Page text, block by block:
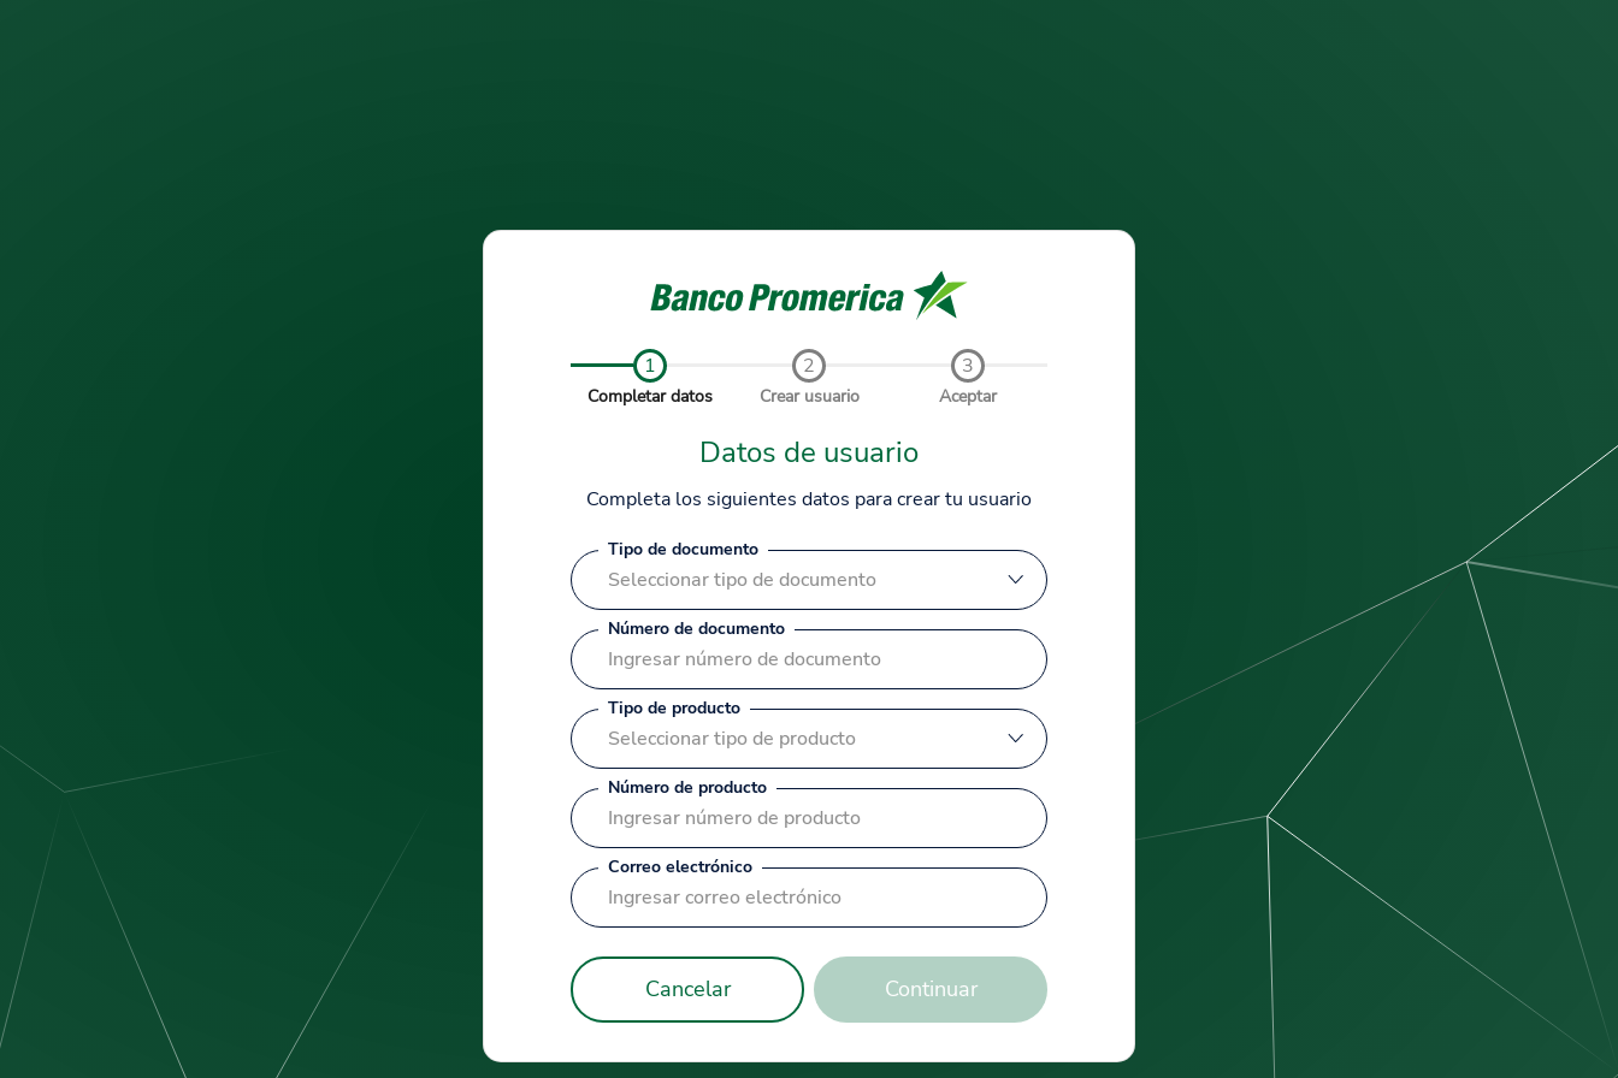
1
Completar datos
2
Crear usuario
3
Aceptar
Datos de usuario
Completa los siguientes datos paracrear tu usuario
Tipo de documento
Seleccionar tipo de documento
Número de documento
Tipo de producto
Seleccionar tipo de producto
Número de producto
Correo electrónico
Cancelar Continuar